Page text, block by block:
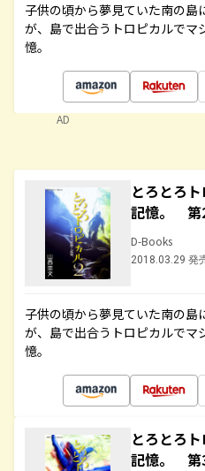
子供の頃から夢見ていた南の
が、島で出合うトロピカルでマ
憶。
AD
とろとろ
記憶。 第
D-Books
2018.03.29 発
子供の頃から夢見ていた南の
が、島で出合うトロピカルでマ
憶。
とろとろ
記憶。 第